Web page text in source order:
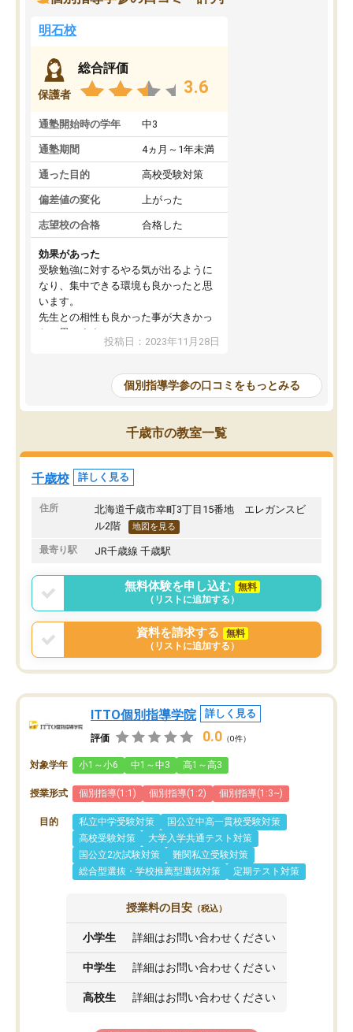
明石校
保護者
総合評価
3.6
通塾開始時の学年 中3
通塾期間 4ヵ月～1年未満
通った目的 高校受験対策
偏差値の変化 上がった
志望校の合格 合格した
効果があった
受験勉強に対するやる気が出るように
なり、集中できる環境も良かったと思
います。
先生との相性も良かった事が大きかっ
たと思います。
投稿日：2023年11月28日
個別指導学参の口コミをもっとみる
千歳市の教室一覧
千歳校 詳しく見る
住所
北海道千歳市幸町3丁目15番地 エレガンスビ
ル2階
地図を見る
最寄り駅 JR千歳線 千歳駅
無料体験を申し込む
無料
（リストに追加する）
資料を請求する
無料
（リストに追加する）
ITTO個別指導学院 詳しく見る
評価 0.0 （0件）
対象学年 小1～小6 中1～中3 高1～高3
授業形式 個別指導(1:1) 個別指導(1:2) 個別指導(1:3~)
目的 私立中学受験対策
国公立中高一貫校受験対策
高校受験対策
大学入学共通テスト対策
国公立2次試験対策
難関私立受験対策
総合型選抜・学校推薦型選抜対策
定期テスト対策
授業料の目安 （税込）
小学生 詳細はお問い合わせください
中学生 詳細はお問い合わせください
高校生 詳細はお問い合わせください